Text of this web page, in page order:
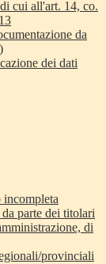
cui all'art. 14, co.
da
dei dati
incompleta
parte dei titolari
di
provinciali